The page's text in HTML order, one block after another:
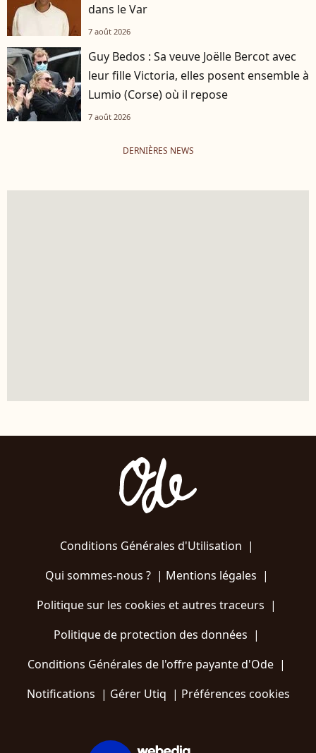
dans le Var
7 août 2026
Guy Bedos : Sa veuve Joëlle Bercot avec
leur fille Victoria, elles posent ensemble à
Lumio (Corse) où il repose
7 août 2026
DERNIÈRES NEWS
Conditions Générales d'Utilisation |
Qui sommes-nous ?| Mentions légales |
Politique sur les cookies et autres traceurs |
Politique de protection des données |
Conditions Générales de l'offre payante d'Ode |
Notifications | Gérer Utiq | Préférences cookies